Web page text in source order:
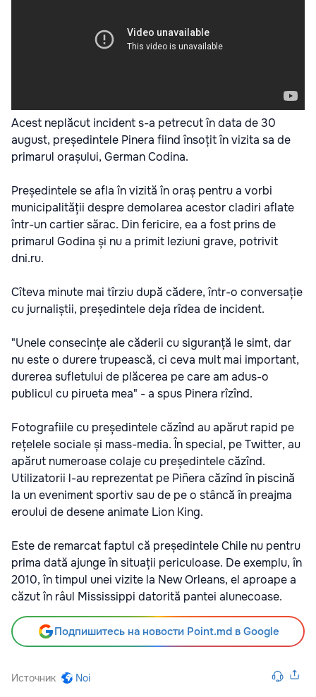
Acest neplăcut incident s-a petrecut în data de 30
august, președintele Pinera fiind însoțit în vizita sa de
primarul orașului, German Codina.
Președintele se afla în vizită în oraș pentru a vorbi
municipalității despre demolarea acestor cladiri aflate
într-un cartier sărac. Din fericire, ea a fost prins de
primarul Godina și nu a primit leziuni grave, potrivit
dni.ru.
Cîteva minute mai tîrziu după cădere, într-o conversație
cu jurnaliștii, președintele deja rîdea de incident.
"Unele consecințe ale căderii cu siguranță le simt, dar
nu este o durere trupească, ci ceva mult mai important,
durerea sufletului de plăcerea pe care am adus-o
publicul cu pirueta mea" - a spus Pinera rîzînd.
Fotografiile cu președintele căzînd au apărut rapid pe
rețelele sociale și mass-media. În special, pe Twitter, au
apărut numeroase colaje cu președintele căzînd.
Utilizatorii l-au reprezentat pe Piñera căzînd în piscină
la un eveniment sportiv sau de pe o stâncă în preajma
eroului de desene animate Lion King.
Este de remarcat faptul că președintele Chile nu pentru
prima dată ajunge în situații periculoase. De exemplu, în
2010, în timpul unei vizite la New Orleans, el aproape a
căzut în râul Mississippi datorită pantei alunecoase.
Подпишитесь на новости Point.md в Google
Источник Noi